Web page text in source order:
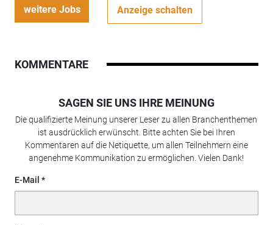
weitere Jobs Anzeige schalten
KOMMENTARE
SAGEN SIE UNS IHRE MEINUNG
Die qualifizierte Meinung unserer Leser zu allen Branchenthemen
ist ausdrücklich erwünscht. Bitte achten Sie bei Ihren
Kommentaren auf die Netiquette, um allen Teilnehmern eine
angenehme Kommunikation zu ermöglichen. Vielen Dank!
E-Mail